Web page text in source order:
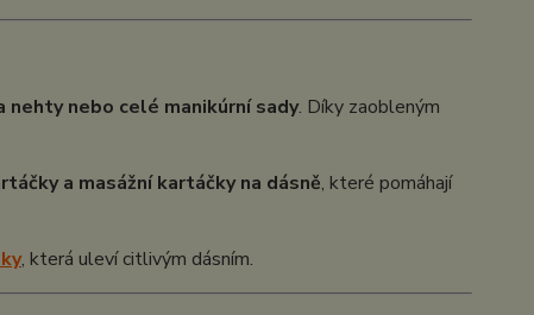
nehty nebo celé manikúrní sady. Díky zaobleným
a masážní kartáčky na dásně, které pomáhají
, která uleví citlivým dásním.